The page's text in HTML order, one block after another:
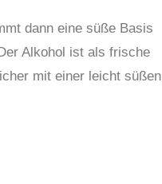
dann eine süße Basis
Alkohol ist als frische
mit einer leicht süßen